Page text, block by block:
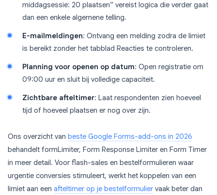
middagsessie: 20 plaatsen” vereist logica die verder gaat
dan een enkele algemene telling.
E-mailmeldingen: Ontvang een melding zodra de limiet
is bereikt zonder het tabblad Reacties te controleren.
Planning voor openen op datum: Open registratie om
09:00 uur en sluit bij volledige capaciteit.
Zichtbare afteltimer: Laat respondenten zien hoeveel
tijd of hoeveel plaatsen er nog over zijn.
Ons overzicht van beste Google Forms-add-ons in 2026
behandelt formLimiter, Form Response Limiter en Form Timer
in meer detail. Voor flash-sales en bestelformulieren waar
urgentie conversies stimuleert, werkt het koppelen van een
limiet aan een afteltimer op je bestelformulier vaak beter dan